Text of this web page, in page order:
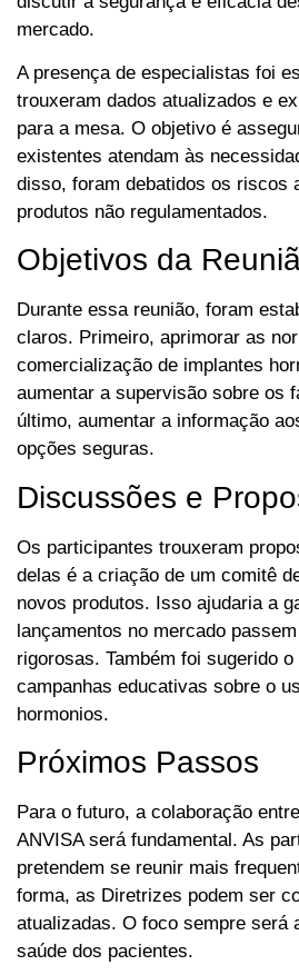
mercado.
A presença de especialistas foi
trouxeram dados atualizados e
para a mesa. O objetivo é
existentes atendam às
disso, foram debatidos os riscos
produtos não regulamentados.
Objetivos da
Durante essa reunião, foram
claros. Primeiro, aprimorar as
comercialização de implantes
aumentar a supervisão sobre os
último, aumentar a informação
opções seguras.
Discussões e
Os participantes trouxeram
delas é a criação de um comitê
novos produtos. Isso ajudaria a
lançamentos no mercado
rigorosas. Também foi sugerido
campanhas educativas sobre o
hormonios.
Próximos Passos
Para o futuro, a colaboração
ANVISA será fundamental. As
pretendem se reunir mais
forma, as Diretrizes podem ser
atualizadas. O foco sempre será
saúde dos pacientes.